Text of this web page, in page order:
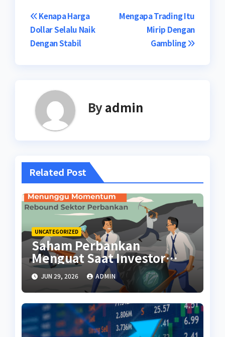
Post
navigation
Mengapa Trading Itu
Mirip Dengan
Gambling
Kenapa Harga
Dollar Selalu Naik
Dengan Stabil
Byadmin
Related Post
UNCATEGORIZED
Saham Perbankan
Menguat Saat Investor
Kembali Aktif
JUN 29, 2026 ADMIN